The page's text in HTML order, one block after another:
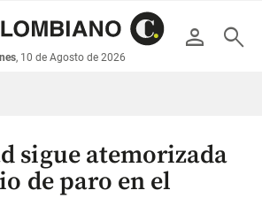
person search
, 10 de Agosto de 2026
sigue atemorizada
de paro en el